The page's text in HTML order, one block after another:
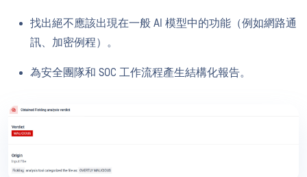
找出絕不應該出現在一般 AI 模型中的功能（例如網路通
訊、加密例程）。
為安全團隊和 SOC 工作流程產生結構化報告。